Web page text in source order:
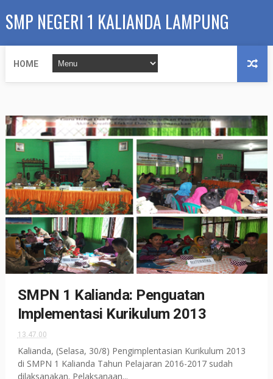
SMP NEGERI 1 KALIANDA LAMPUNG
SELATAN
HOME
SMPN 1 Kalianda: Penguatan
Implementasi Kurikulum 2013
13.47.00
Kalianda, (Selasa, 30/8) Pengimplentasian Kurikulum 2013
di SMPN 1 Kalianda Tahun Pelajaran 2016-2017 sudah
dilaksanakan. Pelaksanaan...